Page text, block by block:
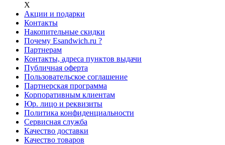
Х
Акции и подарки
Контакты
Накопительные скидки
Почему Esandwich.ru ?
Партнерам
Контакты, адреса пунктов выдачи
Публичная оферта
Пользовательское соглашение
Партнерская программа
Корпоративным клиентам
Юр. лицо и реквизиты
Политика конфиденциальности
Сервисная служба
Качество доставки
Качество товаров